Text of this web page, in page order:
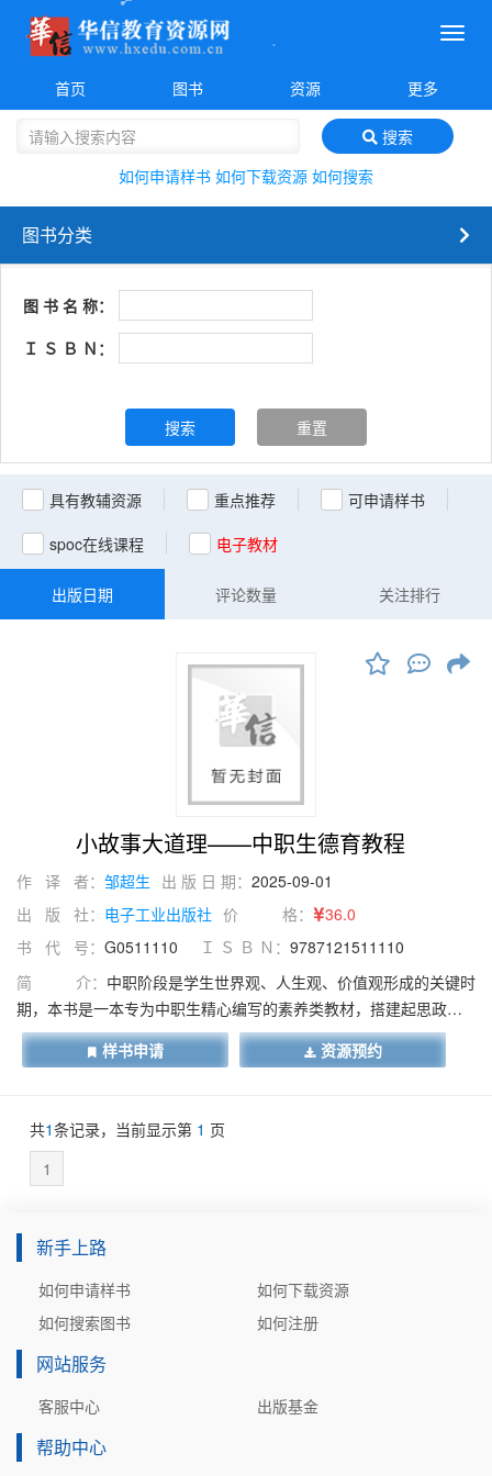
菜
首页
图书 资源 更多
搜索
如何申请样书 如何下载资源 如何搜索
图书分类
图 书 名 称：
Ｉ Ｓ Ｂ Ｎ：
搜索 重置
具有教辅资源 重点推荐
可申请样书
spoc在线课程
电子教材
关注排行
评论数量
出版日期
小故事大道理——中职生德育教程
作 译 者： 邹超生 出 版 日 期： 2025-09-01
出 版 社： 电子工业出版社 价 格：
36.0
书 代 号： G0511110 Ｉ Ｓ Ｂ Ｎ： 9787121511110
简 介： 中职阶段是学生世界观、人生观、价值观形成的关键时
期，本书是一本专为中职生精心编写的素养类教材，搭建起思政教
育的桥梁。书中的故事扎根于中国土壤，生动有趣，传递深刻的人
生哲理与智慧。本书旨在引导学生从故事中汲取精神养分，培养学
样书申请 资源预约
共1条记录，当前显示第 1 页
1
新手上路
如何申请样书
如何下载资源
如何搜索图书
如何注册
网站服务
客服中心 出版基金
帮助中心